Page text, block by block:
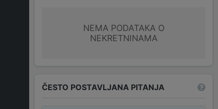
NEMA PODATAKA O
NEKRETNINAMA
ČESTO POSTAVLJANA PITANJA